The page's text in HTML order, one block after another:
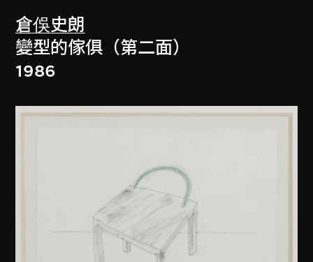
倉俁史朗
變型的傢俱（第二面）
1986